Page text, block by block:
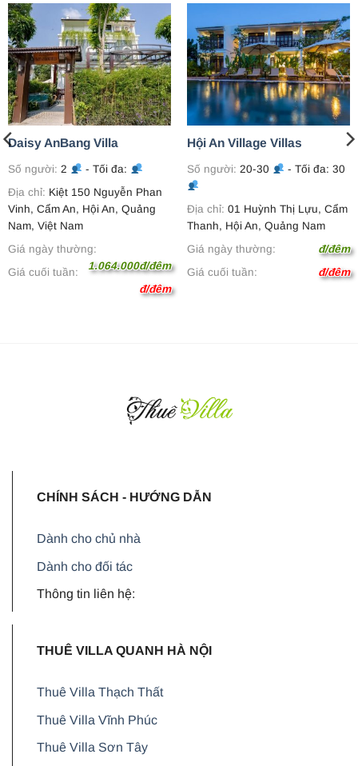
Daisy AnBang Villa
Số người: 2
- Tối đa:
Địa chỉ: Kiệt 150 Nguyễn Phan
Vinh, Cẩm An, Hội An, Quảng
Nam, Việt Nam
Giá ngày thường:
1.064.000đ/đêm
Giá cuối tuần:
đ/đêm
Hội An Village Villas
Số người: 20-30 - Tối đa: 30
Địa chỉ: 01 Huỳnh Thị Lựu, Cẩm
Thanh, Hội An, Quảng Nam
Giá ngày thường:
đ/đêm
Giá cuối tuần:
đ/đêm
CHÍNH SÁCH - HƯỚNG DẪN
Dành cho chủ nhà
Dành cho đối tác
Thông tin liên hệ:
THUÊ VILLA QUANH HÀ NỘI
Thuê Villa Thạch Thất
Thuê Villa Vĩnh Phúc
Thuê Villa Sơn Tây